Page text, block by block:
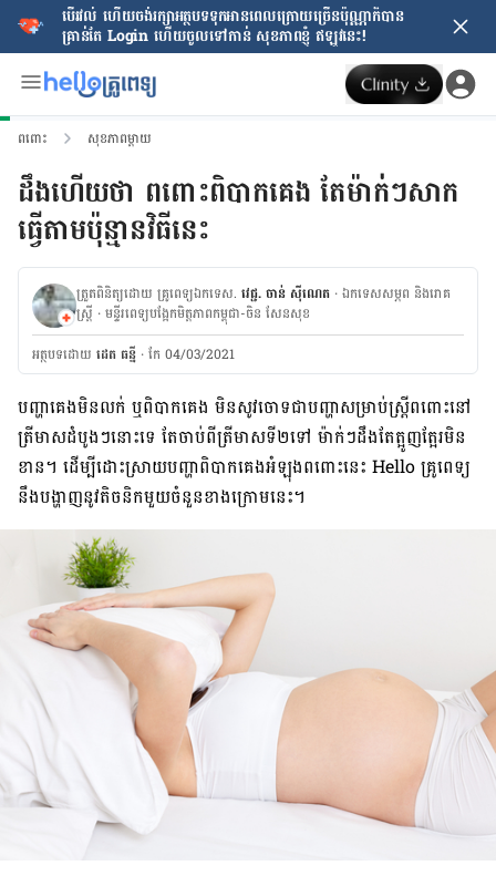
បើរវល់ ហើយចង់​រក្សាអត្ថបទទុកអានពេលក្រោយ​ច្រើនប៉ុណ្ណាក៏បាន
គ្រាន់តែ​ Login ហើយចូលទៅកាន់ សុខភាពខ្ញុំ ឥឡូវនេះ!
ពពោះ សុខភាពម្ដាយ
ដឹងហើយថា ពពោះពិបាកគេង តែម៉ាក់ៗសាក
ធ្វើតាមប៉ុន្មានវិធីនេះ
ត្រួតពិនិត្យដោយ គ្រូពេទ្យឯកទេស. វេជ្ជ. ចាន់ ស៊ីណេត · ឯកទេសសម្ភព និងរោគ
ស្ត្រី · ម​ន្ទីរពេទ្យបង្អែកមិត្តភាពកម្ពុជា-ចិន សែនសុខ
អត្ថបទ​ដោយ ដេត ធន្នី ·កែ 04/03/2021
បញ្ហា​គេង​មិន​លក់ ឬ​ពិបាក​គេង មិន​សូវ​ចោទ​ជា​បញ្ហា​សម្រាប់​ស្ត្រីពពោះ​នៅ​
ត្រីមាស​ដំបូងៗ​នោះ​ទេ តែ​ចាប់​ពី​ត្រីមាស​ទី២​ទៅ ម៉ាក់ៗ​ដឹង​តែ​ត្អូញ​ត្អែរ​មិន​
ខាន។ ដើម្បី​ដោះស្រាយ​បញ្ហា​ពិបាក​គេង​អំឡុង​ពពោះ​នេះ Hello គ្រូពេទ្យ​
នឹង​បង្ហាញ​នូវ​តិចនិក​មួយ​ចំនួន​ខាង​ក្រោម​នេះ។